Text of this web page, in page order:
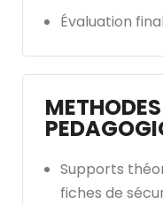
Évaluation
Supports
fiches de